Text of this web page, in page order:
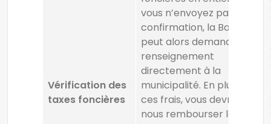
Vérification des
taxes foncières
vous n’envoyez pas de
confirmation, la Banque
peut alors demander ce
renseignement
directement à la
municipalité. En plus de
ces frais, vous devrez
nous rembourser les